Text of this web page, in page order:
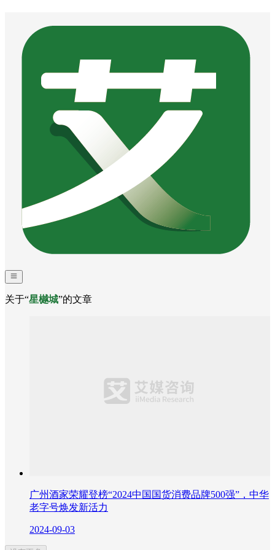
关于“星樾城”的文章
广州酒家荣耀登榜“2024中国国货消费品牌500强”，中华
老字号焕发新活力
2024-09-03